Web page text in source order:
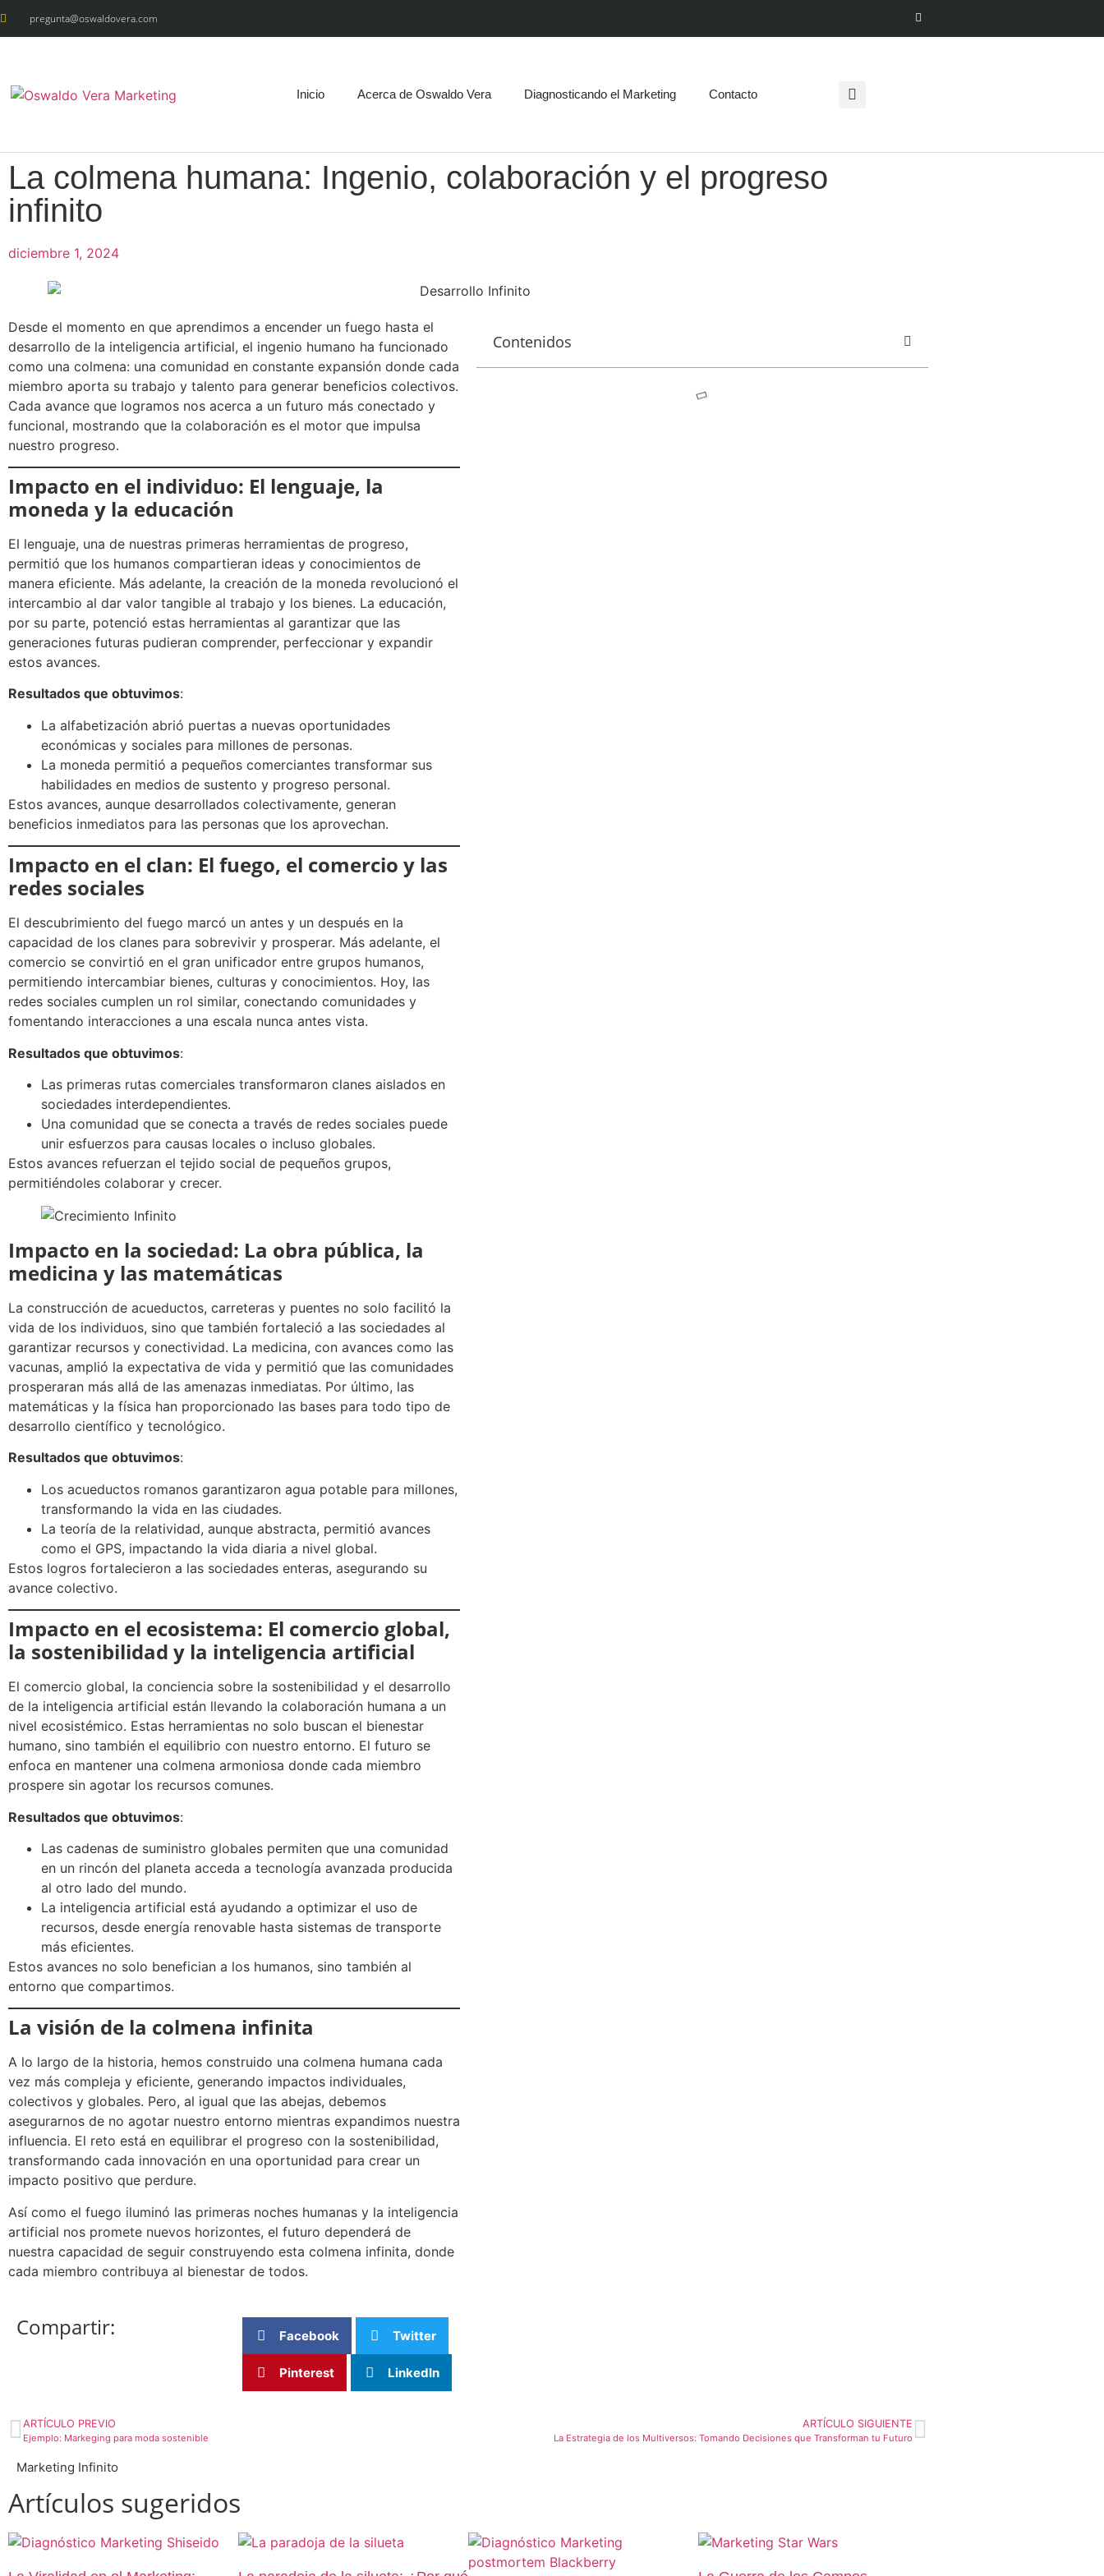
pregunta@oswaldovera.com
Inicio Acerca de Oswaldo Vera Diagnosticando el Marketing Contacto
La colmena humana: Ingenio, colaboración y el progreso
infinito
diciembre 1, 2024
Desde el momento en que aprendimos a encender un fuego hasta el
desarrollo de la inteligencia artificial, el ingenio humano ha funcionado
como una colmena: una comunidad en constante expansión donde cada
miembro aporta su trabajo y talento para generar beneficios colectivos.
Cada avance que logramos nos acerca a un futuro más conectado y
funcional, mostrando que la colaboración es el motor que impulsa
nuestro progreso.
Impacto en el individuo: El lenguaje, la
moneda y la educación
El lenguaje, una de nuestras primeras herramientas de progreso,
permitió que los humanos compartieran ideas y conocimientos de
manera eficiente. Más adelante, la creación de la moneda revolucionó el
intercambio al dar valor tangible al trabajo y los bienes. La educación,
por su parte, potenció estas herramientas al garantizar que las
generaciones futuras pudieran comprender, perfeccionar y expandir
estos avances.
Resultados que obtuvimos:
La alfabetización abrió puertas a nuevas oportunidades
económicas y sociales para millones de personas.
La moneda permitió a pequeños comerciantes transformar sus
habilidades en medios de sustento y progreso personal.
Estos avances, aunque desarrollados colectivamente, generan
beneficios inmediatos para las personas que los aprovechan.
Impacto en el clan: El fuego, el comercio y las
redes sociales
El descubrimiento del fuego marcó un antes y un después en la
capacidad de los clanes para sobrevivir y prosperar. Más adelante, el
comercio se convirtió en el gran unificador entre grupos humanos,
permitiendo intercambiar bienes, culturas y conocimientos. Hoy, las
redes sociales cumplen un rol similar, conectando comunidades y
fomentando interacciones a una escala nunca antes vista.
Resultados que obtuvimos:
Las primeras rutas comerciales transformaron clanes aislados en
sociedades interdependientes.
Una comunidad que se conecta a través de redes sociales puede
unir esfuerzos para causas locales o incluso globales.
Estos avances refuerzan el tejido social de pequeños grupos,
permitiéndoles colaborar y crecer.
Impacto en la sociedad: La obra pública, la
medicina y las matemáticas
La construcción de acueductos, carreteras y puentes no solo facilitó la
vida de los individuos, sino que también fortaleció a las sociedades al
garantizar recursos y conectividad. La medicina, con avances como las
vacunas, amplió la expectativa de vida y permitió que las comunidades
prosperaran más allá de las amenazas inmediatas. Por último, las
matemáticas y la física han proporcionado las bases para todo tipo de
desarrollo científico y tecnológico.
Resultados que obtuvimos:
Los acueductos romanos garantizaron agua potable para millones,
transformando la vida en las ciudades.
La teoría de la relatividad, aunque abstracta, permitió avances
como el GPS, impactando la vida diaria a nivel global.
Estos logros fortalecieron a las sociedades enteras, asegurando su
avance colectivo.
Impacto en el ecosistema: El comercio global,
la sostenibilidad y la inteligencia artificial
El comercio global, la conciencia sobre la sostenibilidad y el desarrollo
de la inteligencia artificial están llevando la colaboración humana a un
nivel ecosistémico. Estas herramientas no solo buscan el bienestar
humano, sino también el equilibrio con nuestro entorno. El futuro se
enfoca en mantener una colmena armoniosa donde cada miembro
prospere sin agotar los recursos comunes.
Resultados que obtuvimos:
Las cadenas de suministro globales permiten que una comunidad
en un rincón del planeta acceda a tecnología avanzada producida
al otro lado del mundo.
La inteligencia artificial está ayudando a optimizar el uso de
recursos, desde energía renovable hasta sistemas de transporte
más eficientes.
Estos avances no solo benefician a los humanos, sino también al
entorno que compartimos.
La visión de la colmena infinita
A lo largo de la historia, hemos construido una colmena humana cada
vez más compleja y eficiente, generando impactos individuales,
colectivos y globales. Pero, al igual que las abejas, debemos
asegurarnos de no agotar nuestro entorno mientras expandimos nuestra
influencia. El reto está en equilibrar el progreso con la sostenibilidad,
transformando cada innovación en una oportunidad para crear un
impacto positivo que perdure.
Así como el fuego iluminó las primeras noches humanas y la inteligencia
artificial nos promete nuevos horizontes, el futuro dependerá de
nuestra capacidad de seguir construyendo esta colmena infinita, donde
cada miembro contribuya al bienestar de todos.
Compartir: Facebook Twitter
Pinterest LinkedIn
Contenidos
ARTÍCULO PREVIO
Ejemplo: Markeging para moda sostenible
ARTÍCULO SIGUIENTE
La Estrategia de los Multiversos: Tomando Decisiones que Transforman tu Futuro
Marketing Infinito
Artículos sugeridos